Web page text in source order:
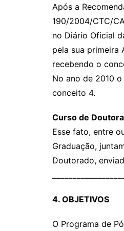
Após a
190/2004/CTC/
no Diário Oficial
pela sua primeira
recebendo o
No ano de 2010
conceito 4.
Curso de
Esse fato, entre
Graduação,
Doutorado,
4. OBJETIVOS
O Programa de